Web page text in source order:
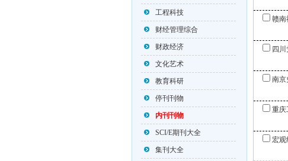
工程科技
财经管理综合
财政经济
文化艺术
教育科研
停刊刊物
内刊刊物
SCI/E期刊大全
集刊大全
赣南
四川
南京
重庆
宏观